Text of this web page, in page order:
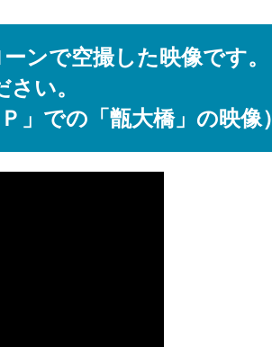
ンで空撮した映像です。
い。
」での「甑大橋」の映像）